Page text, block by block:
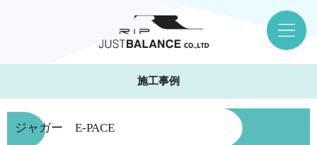
施工事例
ジャガー E-PACE